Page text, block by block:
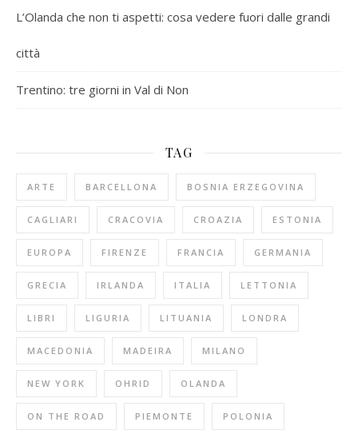
L’Olanda che non ti aspetti: cosa vedere fuori dalle grandi
città
Trentino: tre giorni in Val di Non
TAG
ARTE BARCELLONA BOSNIA ERZEGOVINA
CAGLIARI CRACOVIA CROAZIA ESTONIA
EUROPA FIRENZE FRANCIA GERMANIA
GRECIA IRLANDA ITALIA LETTONIA
LIBRI LIGURIA LITUANIA LONDRA
MACEDONIA MADEIRA MILANO
NEW YORK OHRID OLANDA
ON THE ROAD PIEMONTE POLONIA